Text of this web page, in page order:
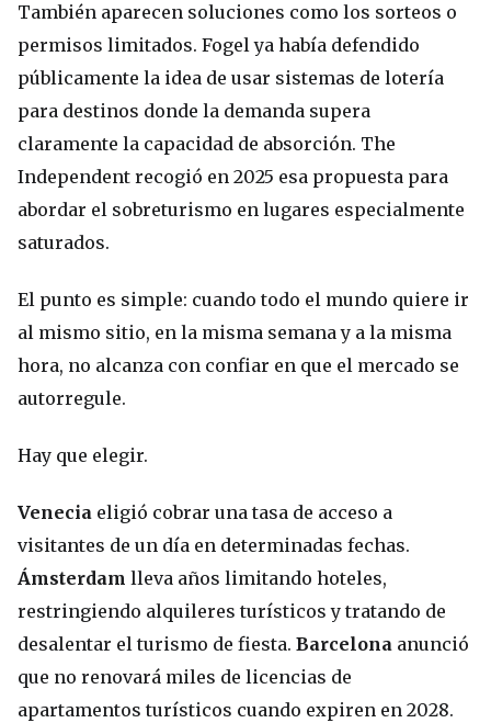
También aparecen soluciones como los sorteos o
permisos limitados. Fogel ya había defendido
públicamente la idea de usar sistemas de lotería
para destinos donde la demanda supera
claramente la capacidad de absorción. The
Independent recogió en 2025 esa propuesta para
abordar el sobreturismo en lugares especialmente
saturados.
El punto es simple: cuando todo el mundo quiere ir
al mismo sitio, en la misma semana y a la misma
hora, no alcanza con confiar en que el mercado se
autorregule.
Hay que elegir.
Venecia eligió cobrar una tasa de acceso a
visitantes de un día en determinadas fechas.
Ámsterdam lleva años limitando hoteles,
restringiendo alquileres turísticos y tratando de
desalentar el turismo de fiesta. Barcelona anunció
que no renovará miles de licencias de
apartamentos turísticos cuando expiren en 2028.